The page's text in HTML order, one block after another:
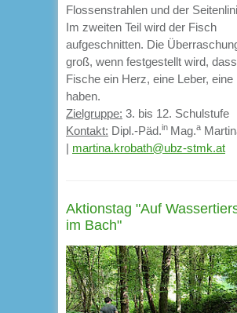
Flossenstrahlen und der
Im zweiten Teil wird der Fisch
aufgeschnitten. Die
groß, wenn festgestellt wird,
Fische ein Herz, eine Leber, eine
haben.
Zielgruppe: 3. bis 12. Schulstufe
Kontakt: Dipl.-Päd.in Mag.a
| martina.krobath@ubz-stmk.at
Aktionstag "Auf
im Bach"